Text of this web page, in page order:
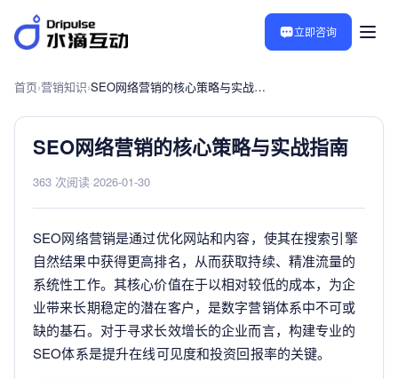
立即咨询
首页›营销知识› SEO网络营销的核心策略与实战指南
SEO网络营销的核心策略与实战指南
363 次阅读 2026-01-30
SEO网络营销是通过优化网站和内容，使其在搜索引擎
自然结果中获得更高排名，从而获取持续、精准流量的
系统性工作。其核心价值在于以相对较低的成本，为企
业带来长期稳定的潜在客户，是数字营销体系中不可或
缺的基石。对于寻求长效增长的企业而言，构建专业的
SEO体系是提升在线可见度和投资回报率的关键。